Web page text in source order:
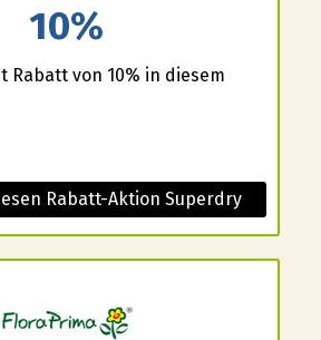
10%
Rabatt von 10% in diesem
Rabatt-Aktion Superdry